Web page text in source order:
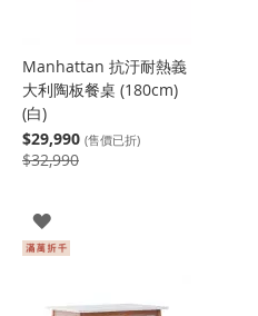
Manhattan 抗汙耐熱義
大利陶板餐桌 (180cm)
(白)
$29,990 (售價已折)
$32,990
登
入